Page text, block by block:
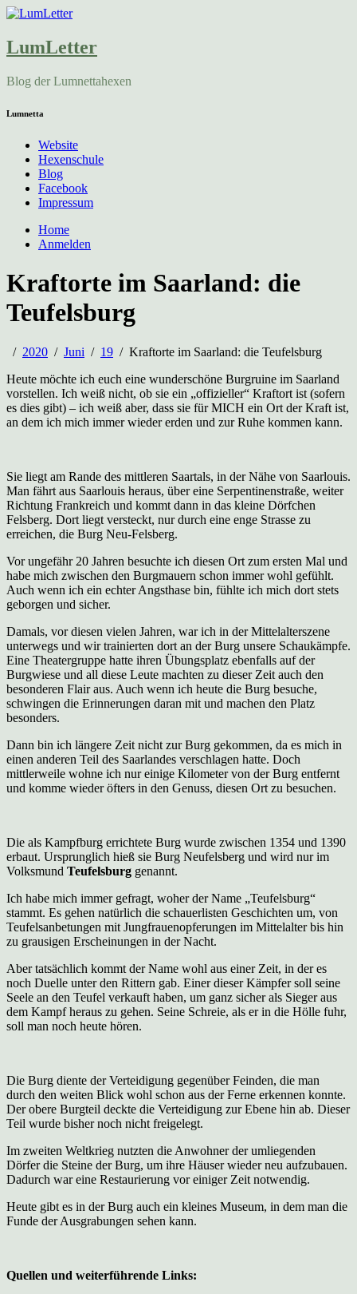
LumLetter
Blog der Lumnettahexen
Lumnetta
Website
Hexenschule
Blog
Facebook
Impressum
Home
Anmelden
Kraftorte im Saarland: die
Teufelsburg
2020 Juni 19
Kraftorte im Saarland: die Teufelsburg
Heute möchte ich euch eine wunderschöne Burgruine im Saarland
vorstellen. Ich weiß nicht, ob sie ein „offizieller“ Kraftort ist (sofern
es dies gibt) – ich weiß aber, dass sie für MICH ein Ort der Kraft ist,
an dem ich mich immer wieder erden und zur Ruhe kommen kann.
Sie liegt am Rande des mittleren Saartals, in der Nähe von Saarlouis.
Man fährt aus Saarlouis heraus, über eine Serpentinenstraße, weiter
Richtung Frankreich und kommt dann in das kleine Dörfchen
Felsberg. Dort liegt versteckt, nur durch eine enge Strasse zu
erreichen, die Burg Neu-Felsberg.
Vor ungefähr 20 Jahren besuchte ich diesen Ort zum ersten Mal und
habe mich zwischen den Burgmauern schon immer wohl gefühlt.
Auch wenn ich ein echter Angsthase bin, fühlte ich mich dort stets
geborgen und sicher.
Damals, vor diesen vielen Jahren, war ich in der Mittelalterszene
unterwegs und wir trainierten dort an der Burg unsere Schaukämpfe.
Eine Theatergruppe hatte ihren Übungsplatz ebenfalls auf der
Burgwiese und all diese Leute machten zu dieser Zeit auch den
besonderen Flair aus. Auch wenn ich heute die Burg besuche,
schwingen die Erinnerungen daran mit und machen den Platz
besonders.
Dann bin ich längere Zeit nicht zur Burg gekommen, da es mich in
einen anderen Teil des Saarlandes verschlagen hatte. Doch
mittlerweile wohne ich nur einige Kilometer von der Burg entfernt
und komme wieder öfters in den Genuss, diesen Ort zu besuchen.
Die als Kampfburg errichtete Burg wurde zwischen 1354 und 1390
erbaut. Ursprunglich hieß sie Burg Neufelsberg und wird nur im
Volksmund Teufelsburg genannt.
Ich habe mich immer gefragt, woher der Name „Teufelsburg“
stammt. Es gehen natürlich die schauerlisten Geschichten um, von
Teufelsanbetungen mit Jungfrauenopferungen im Mittelalter bis hin
zu grausigen Erscheinungen in der Nacht.
Aber tatsächlich kommt der Name wohl aus einer Zeit, in der es
noch Duelle unter den Rittern gab. Einer dieser Kämpfer soll seine
Seele an den Teufel verkauft haben, um ganz sicher als Sieger aus
dem Kampf heraus zu gehen. Seine Schreie, als er in die Hölle fuhr,
soll man noch heute hören.
Die Burg diente der Verteidigung gegenüber Feinden, die man
durch den weiten Blick wohl schon aus der Ferne erkennen konnte.
Der obere Burgteil deckte die Verteidigung zur Ebene hin ab. Dieser
Teil wurde bisher noch nicht freigelegt.
Im zweiten Weltkrieg nutzten die Anwohner der umliegenden
Dörfer die Steine der Burg, um ihre Häuser wieder neu aufzubauen.
Dadurch war eine Restaurierung vor einiger Zeit notwendig.
Heute gibt es in der Burg auch ein kleines Museum, in dem man die
Funde der Ausgrabungen sehen kann.
Quellen und weiterführende Links: